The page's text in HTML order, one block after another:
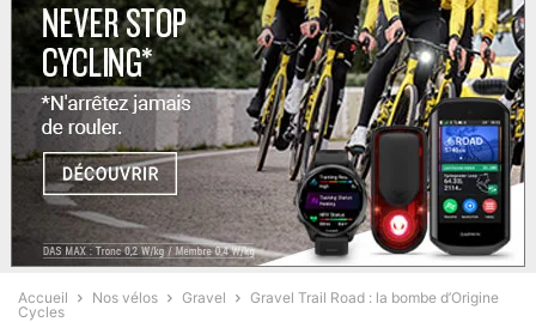
Accueil Nos vélos Gravel
Gravel Trail Road : la bombe d’Origine
Cycles